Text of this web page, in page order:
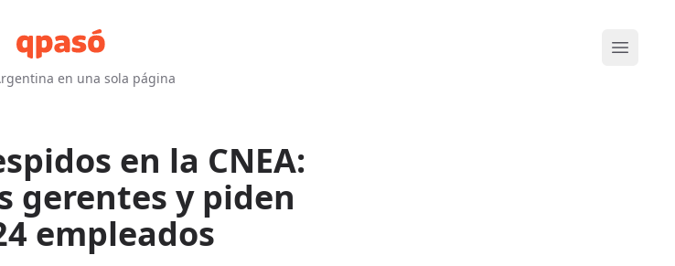
en una sola página
Abrir
en la CNEA:
gerentes y piden
empleados